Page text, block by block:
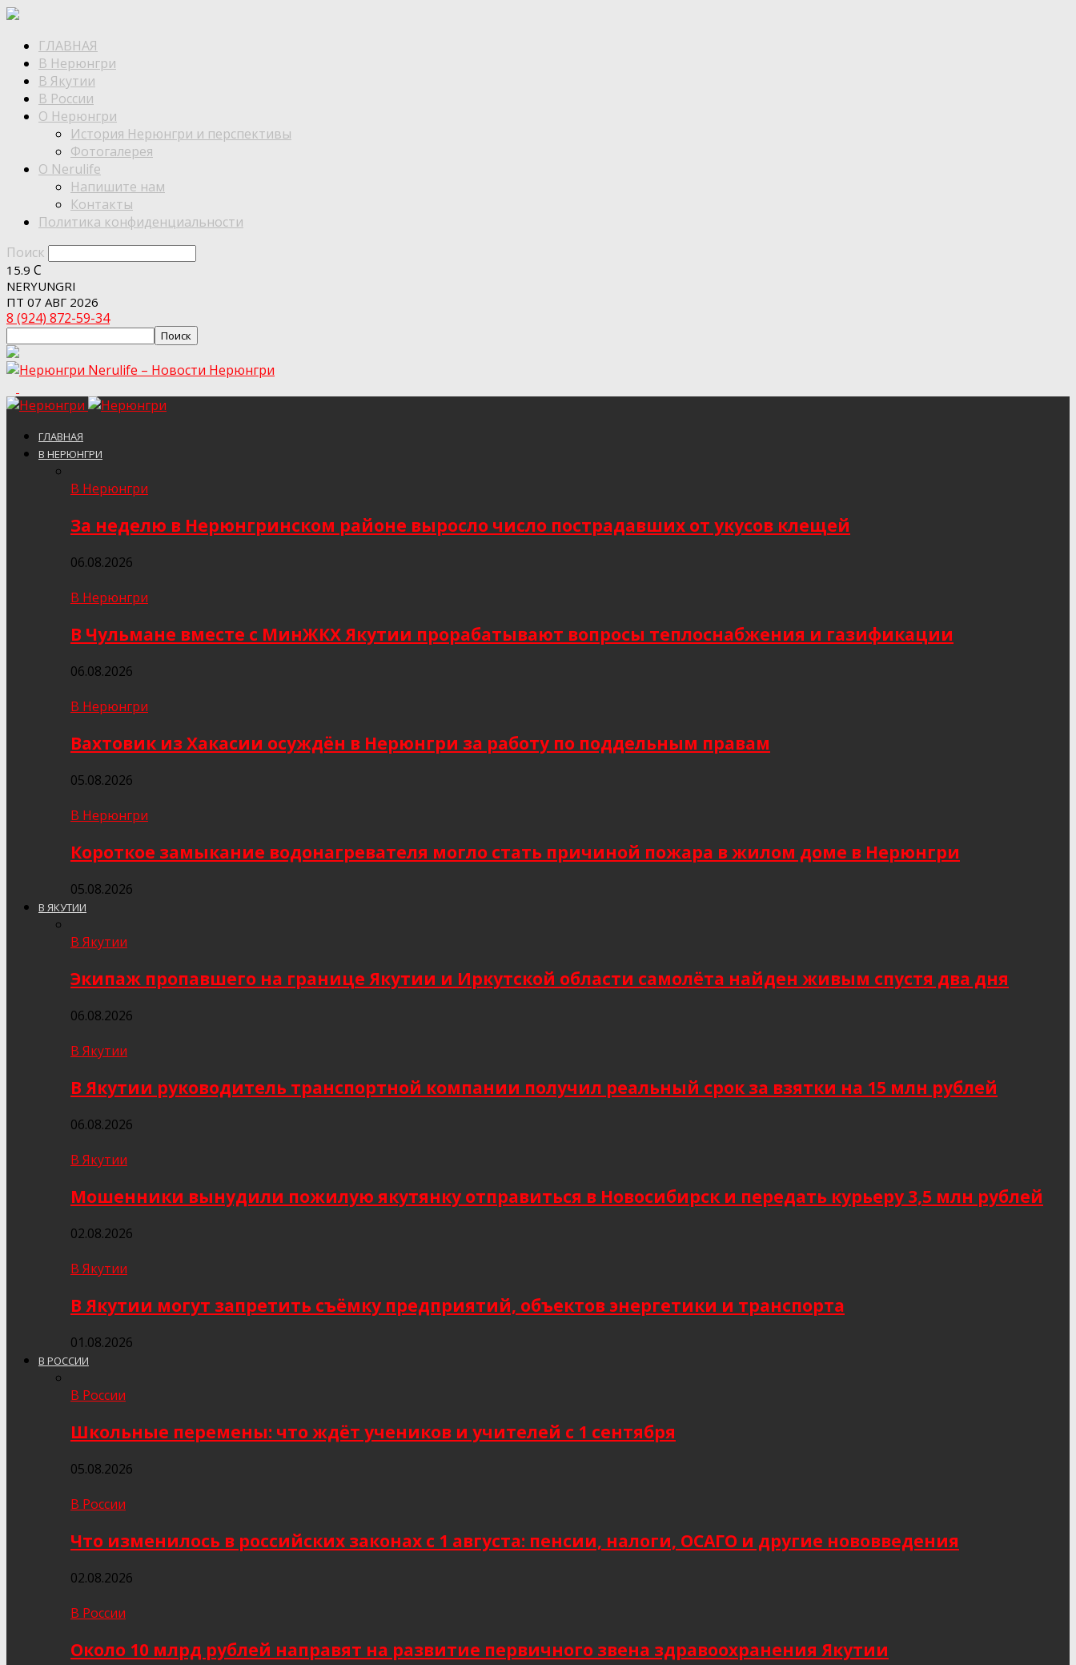
ГЛАВНАЯ
В Нерюнгри
В Якутии
В России
О Нерюнгри
История Нерюнгри и перспективы
Фотогалерея
О Nerulife
Напишите нам
Контакты
Политика конфиденциальности
Поиск
15.9 C
NERYUNGRI
ПТ 07 АВГ 2026
8 (924) 872-59-34
Nerulife – Новости Нерюнгри
ГЛАВНАЯ
В НЕРЮНГРИ
В Нерюнгри
За неделю в Нерюнгринском районе выросло число пострадавших от укусов клещей
06.08.2026
В Нерюнгри
В Чульмане вместе с МинЖКХ Якутии прорабатывают вопросы теплоснабжения и газификации
06.08.2026
В Нерюнгри
Вахтовик из Хакасии осуждён в Нерюнгри за работу по поддельным правам
05.08.2026
В Нерюнгри
Короткое замыкание водонагревателя могло стать причиной пожара в жилом доме в Нерюнгри
05.08.2026
В ЯКУТИИ
В Якутии
Экипаж пропавшего на границе Якутии и Иркутской области самолёта найден живым спустя два дня
06.08.2026
В Якутии
В Якутии руководитель транспортной компании получил реальный срок за взятки на 15 млн рублей
06.08.2026
В Якутии
Мошенники вынудили пожилую якутянку отправиться в Новосибирск и передать курьеру 3,5 млн рублей
02.08.2026
В Якутии
В Якутии могут запретить съёмку предприятий, объектов энергетики и транспорта
01.08.2026
В РОССИИ
В России
Школьные перемены: что ждёт учеников и учителей с 1 сентября
05.08.2026
В России
Что изменилось в российских законах с 1 августа: пенсии, налоги, ОСАГО и другие нововведения
02.08.2026
В России
Около 10 млрд рублей направят на развитие первичного звена здравоохранения Якутии